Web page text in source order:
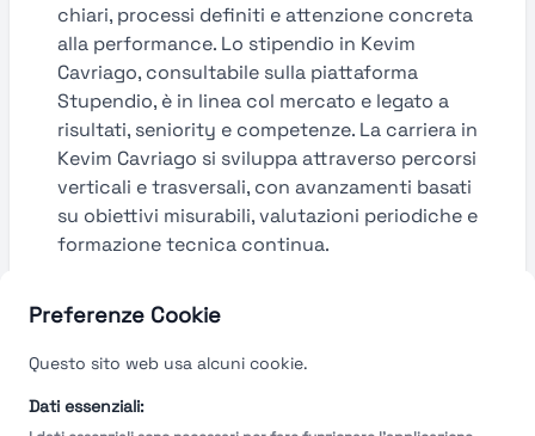
Preferenze Cookie
Questo sito web usa alcuni cookie.
Dati essenziali:
chiari, processi definiti e attenzione concreta
alla performance. Lo stipendio in Kevim
Cavriago, consultabile sulla piattaforma
Stupendio, è in linea col mercato e legato a
risultati, seniority e competenze. La carriera in
Kevim Cavriago si sviluppa attraverso percorsi
verticali e trasversali, con avanzamenti basati
su obiettivi misurabili, valutazioni periodiche e
formazione tecnica continua.
Guarda le valutazioni →